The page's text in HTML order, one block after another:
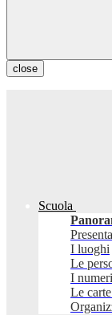
close
Scuola
I luoghi
Le
I
Le